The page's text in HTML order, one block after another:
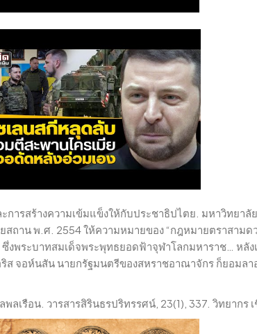
การสร้างความเข้มแข็งให้กับประชาธิปไตย. มหาวิทยาลั
าน พ.ศ. 2554 ให้ความหมายของ “กฎหมายตราสามดว
งพระบาทสมเด็จพระพุทธยอดฟ้าจุฬาโลกมหาราช… หลั
ส จอห์นสัน นายกรัฐมนตรีของสหราชอาณาจักร ก็ยอมล
ลเรือน. วารสารสิรินธรปริทรรศน์, 23(1), 337. วิทยากร เ